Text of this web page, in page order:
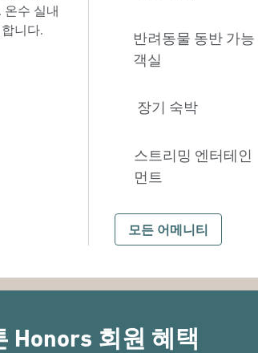
온수 실내
니다.
반려동물 동반 가능
객실
장기 숙박
스트리밍 엔터테인
먼트
모든 어메니티
Honors 회원 혜택